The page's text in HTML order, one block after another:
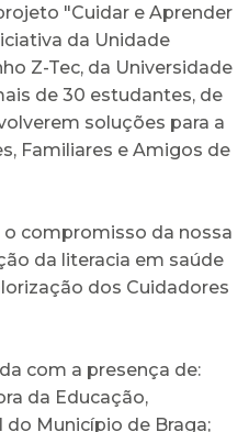
"Cuidar e Aprender
da Unidade
Z-Tec, da Universidade
de 30 estudantes, de
soluções para a
Familiares e Amigos de
compromisso da nossa
da literacia em saúde
dos Cuidadores
com a presença de:
da Educação,
do Município de Braga;